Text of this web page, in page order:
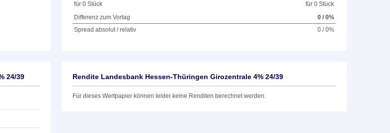
für 0 Stück
für 0 Stück
Differenz zum Vortag
0 / 0%
Spread absolut / relativ
0 / 0%
24/39 Rendite Landesbank Hessen-Thüringen Girozentrale 4% 24/39
Für dieses Wertpapier können leider keine Renditen berechnet werden.